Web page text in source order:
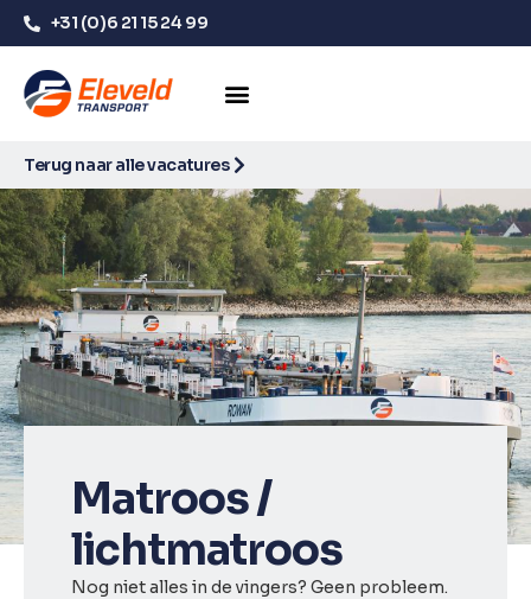
+31 (0)6 21 15 24 99
Terug naar alle vacatures
Matroos /
lichtmatroos
Nog niet alles in de vingers? Geen probleem.